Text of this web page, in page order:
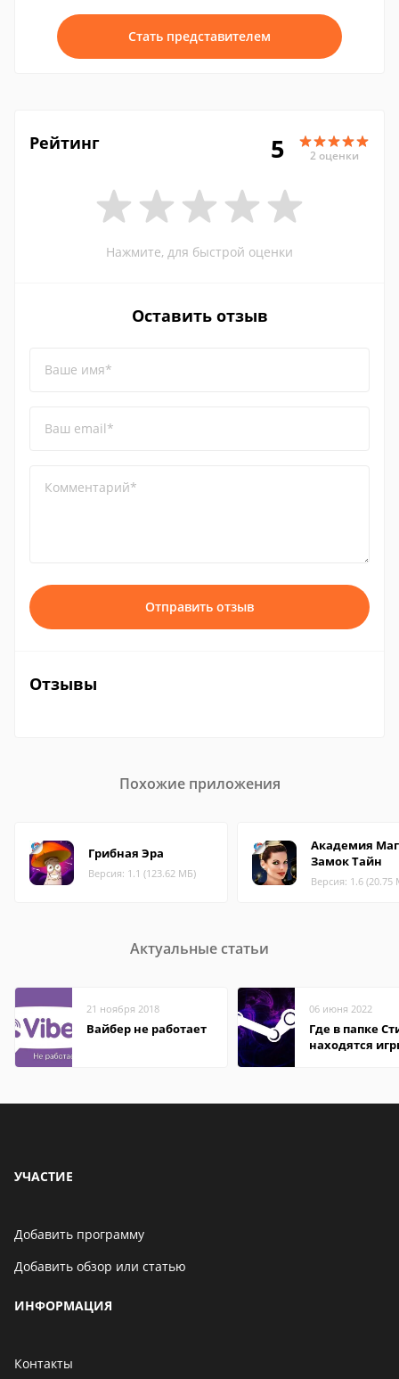
Стать представителем
Рейтинг 5 2 оценки
Нажмите, для быстрой оценки
Оставить отзыв
Ваше имя*
Ваш email*
Комментарий*
Отправить отзыв
Отзывы
Похожие приложения
Грибная Эра
Версия: 1.1 (123.62 МБ)
Академия
Замок Тайн
Версия: 1.6 (20.75
Актуальные статьи
21 ноября 2018
Вайбер не работает
06 июня 2022
Где в папке
находятся
УЧАСТИЕ
Добавить программу
Добавить обзор или статью
ИНФОРМАЦИЯ
Контакты